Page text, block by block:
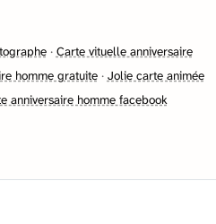
· Carte vituelle anniversaire
homme gratuite· Jolie carte animée
anniversaire homme facebook